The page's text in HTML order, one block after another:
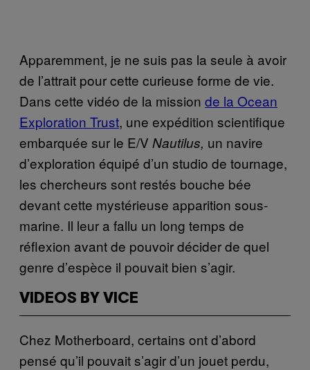
Apparemment, je ne suis pas la seule à avoir
de l’attrait pour cette curieuse forme de vie.
Dans cette vidéo de la mission de la Ocean
Exploration Trust, une expédition scientifique
embarquée sur le E/V Nautilus, un navire
d’exploration équipé d’un studio de tournage,
les chercheurs sont restés bouche bée
devant cette mystérieuse apparition sous-
marine. Il leur a fallu un long temps de
réflexion avant de pouvoir décider de quel
genre d’espèce il pouvait bien s’agir.
VIDEOS BY VICE
Chez Motherboard, certains ont d’abord
pensé qu’il pouvait s’agir d’un jouet perdu,